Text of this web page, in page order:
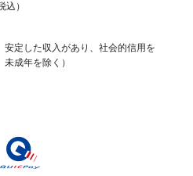
）
定した収入があり、社会的信用を
成年を除く）